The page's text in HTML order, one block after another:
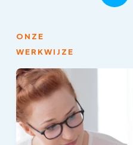
ONZE
WERKWIJZE